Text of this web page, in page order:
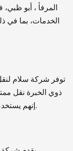
المرفأ ، أبو
الخدمات، بما في
توفر شركة سلام
ذوي الخبرة نقل
إنهم يستخدمون أحدث المعدات والتقنيات لضمان نقل متعلقاتك بسلامة وأمان.